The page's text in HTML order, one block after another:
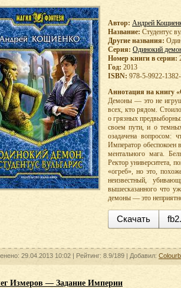
Автор: Андрей
Название: Студентус
Другие названия:
Серия: Одинокий
Номер книги в серии:
Год: 2013
ISBN: 978-5-9922-
Аннотация на книгу
Демоны — это не
всех, кто рядом.
о грязных
своем пути, и о
озадачена вопросом:
Император обеспокоен
ментального мага.
Ректор университета,
«огреб», но это,
неизвестный,
вышесказанного что
демоны — это
Скачать
29.04.2013 10:02 | Рейтинг: 8.9/189 | Добавил:
Измеров — Задание Империи